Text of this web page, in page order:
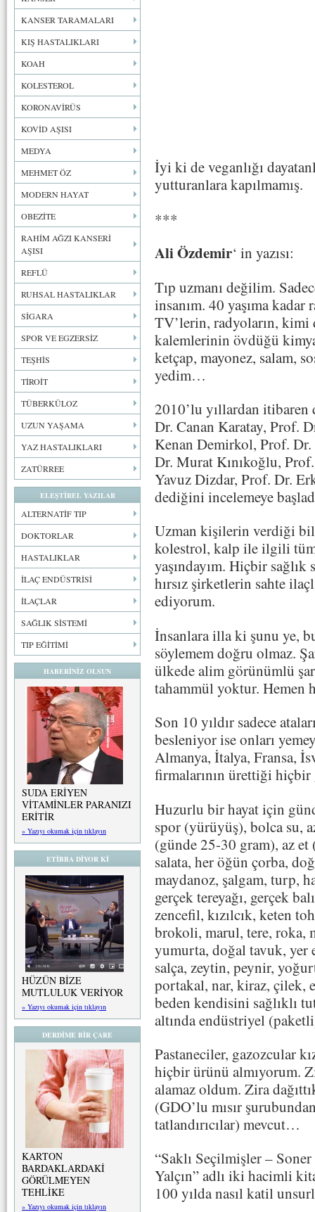
KANSER TARAMALARI
KIŞ HASTALIKLARI
KOAH
KOLESTEROL
KORONAVİRÜS
KOVİD AŞISI
MEDYA
MEHMET ÖZ
MODERN HAYAT
OBEZİTE
RAHİM AĞZI KANSERİ
AŞISI
REFLÜ
RUHSAL HASTALIKLAR
SİGARA
SPOR VE EGZERSİZ
TEŞHİS
TİROİT
TÜBERKÜLOZ
UZUN YAŞAMA
YAZ HASTALIKLARI
ZATÜRREE
ELEŞTİREL YAZILAR
ALTERNATİF TIP
DOKTORLAR
HASTALIKLAR
İLAÇ ENDÜSTRİSİ
İLAÇLAR
SAĞLIK SİSTEMİ
TIP EĞİTİMİ
HABERİNİZ OLSUN
SUDA ERİYEN
VİTAMİNLER PARANIZI
ERİTİR
» Yazıyı okumak için tıklayın
ETİBBA DİYOR Kİ
HÜZÜN BİZE
MUTLULUK VERİYOR
» Yazıyı okumak için tıklayın
DERDİME BİR ÇARE
KARTON
BARDAKLARDAKİ
GÖRÜLMEYEN
TEHLİKE
» Yazıyı okumak için tıklayın
İyi ki de veganlığı
yutturanlara kapılmamış.
***
Ali Özdemir‘ in yazısı:
Tıp uzmanı değilim.
insanım. 40 yaşıma
TV’lerin, radyoların, kimi
kalemlerinin övdüğü
ketçap, mayonez, salam,
yedim…
2010’lu yıllardan itibaren
Dr. Canan Karatay, Prof.
Kenan Demirkol, Prof.
Dr. Murat Kınıkoğlu,
Yavuz Dizdar, Prof. Dr.
dediğini incelemeye
Uzman kişilerin verdiği
kolestrol, kalp ile ilgili
yaşındayım. Hiçbir
hırsız şirketlerin sahte
ediyorum.
İnsanlara illa ki şunu ye,
söylemem doğru olmaz.
ülkede alim görünümlü
tahammül yoktur. Hemen
Son 10 yıldır sadece
besleniyor ise onları
Almanya, İtalya, Fransa,
firmalarının ürettiği hiçbir
Huzurlu bir hayat için
spor (yürüyüş), bolca su,
(günde 25-30 gram), az
salata, her öğün çorba,
maydanoz, şalgam, turp,
gerçek tereyağı, gerçek
zencefil, kızılcık, keten
brokoli, marul, tere, roka,
yumurta, doğal tavuk, yer
salça, zeytin, peynir,
portakal, nar, kiraz,
beden kendisini sağlıklı
altında endüstriyel
Pastaneciler, gazozcular
hiçbir ürünü almıyorum.
alamaz oldum. Zira
(GDO’lu mısır
tatlandırıcılar) mevcut…
“Saklı Seçilmişler –
Yalçın” adlı iki hacimli
100 yılda nasıl katil